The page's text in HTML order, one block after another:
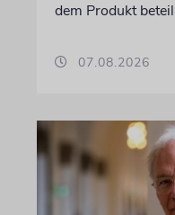
dem Produkt
07.08.2026